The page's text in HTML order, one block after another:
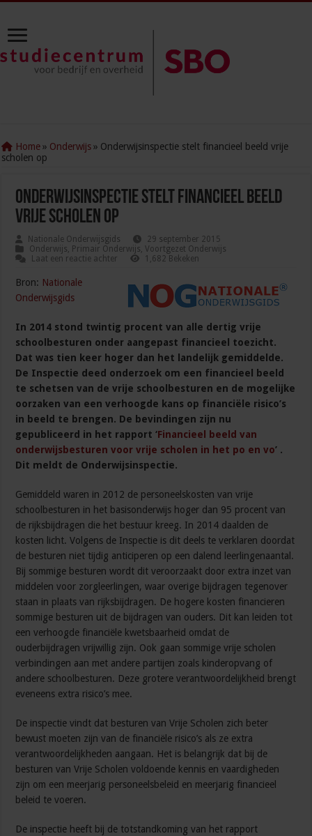
Home » Onderwijs » Onderwijsinspectie stelt financieel beeld vrije
scholen op
Onderwijsinspectie stelt financieel beeld
vrije scholen op
Nationale Onderwijsgids
29 september 2015
Onderwijs, Primair Onderwijs,Voortgezet Onderwijs
Laat een reactie achter
1,682 Bekeken
Bron: Nationale
Onderwijsgids
In 2014 stond twintig procent van alle dertig vrije
schoolbesturen onder aangepast financieel toezicht.
Dat was tien keer hoger dan het landelijk gemiddelde.
De Inspectie deed onderzoek om een financieel beeld
te schetsen van de vrije schoolbesturen en de mogelijke
oorzaken van een verhoogde kans op financiële risico’s
in beeld te brengen. De bevindingen zijn nu
gepubliceerd in het rapport ‘Financieel beeld van
onderwijsbesturen voor vrije scholen in het po en vo’ .
Dit meldt de Onderwijsinspectie.
Gemiddeld waren in 2012 de personeelskosten van vrije
schoolbesturen in het basisonderwijs hoger dan 95 procent van
de rijksbijdragen die het bestuur kreeg. In 2014 daalden de
kosten licht. Volgens de Inspectie is dit deels te verklaren doordat
de besturen niet tijdig anticiperen op een dalend leerlingenaantal.
Bij sommige besturen wordt dit veroorzaakt door extra inzet van
middelen voor zorgleerlingen, waar overige bijdragen tegenover
staan in plaats van rijksbijdragen. De hogere kosten financieren
sommige besturen uit de bijdragen van ouders. Dit kan leiden tot
een verhoogde financiële kwetsbaarheid omdat de
ouderbijdragen vrijwillig zijn. Ook gaan sommige vrije scholen
verbindingen aan met andere partijen zoals kinderopvang of
andere schoolbesturen. Deze grotere verantwoordelijkheid brengt
eveneens extra risico’s mee.
De inspectie vindt dat besturen van Vrije Scholen zich beter
bewust moeten zijn van de financiële risico’s als ze extra
verantwoordelijkheden aangaan. Het is belangrijk dat bij de
besturen van Vrije Scholen voldoende kennis en vaardigheden
zijn om een meerjarig personeelsbeleid en meerjarig financieel
beleid te voeren.
De inspectie heeft bij de totstandkoming van het rapport